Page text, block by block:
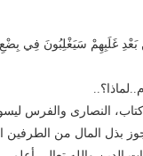
غَلَبِهِمْ سَيَغْلِبُونَ فِي
النصارى والفرس
بذل المال من الطرفين